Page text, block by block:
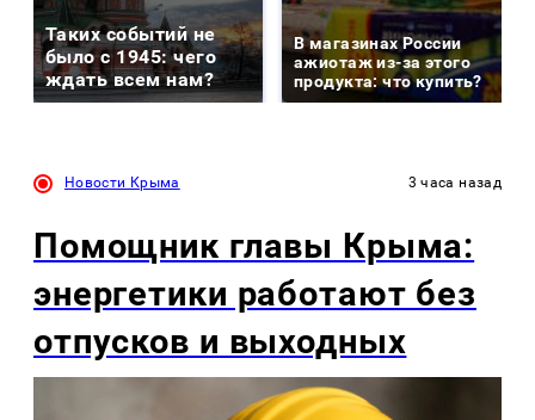
Таких событий не
было с 1945: чего
ждать всем нам?
В магазинах России
ажиотаж из-за этого
продукта: что купить?
Новости Крыма 3 часа назад
Помощник главы Крыма:
энергетики работают без
отпусков и выходных